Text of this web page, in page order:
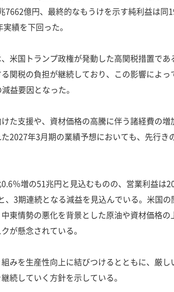
7662億円、最終的なもうけを示す純利益は同
績を下回った。
米国トランプ政権が発動した高関税措置であ
関税の負担が継続しており、この影響によっ
益要因となった。
た支援や、資材価格の高騰に伴う諸経費の増
2027年3月期の業績予想においても、先行き
％増の51兆円と見込むものの、営業利益は
、3期連続となる減益を見込んでいる。米国の
東情勢の悪化を背景とした原油や資材価格の
が懸念されている。
みを生産性向上に結びつけるとともに、厳し
続していく方針を示している。